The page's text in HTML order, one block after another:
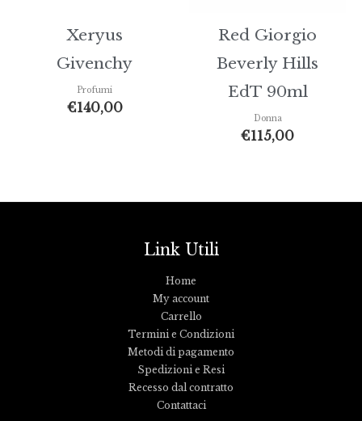
Xeryus
Givenchy
Profumi
€140,00
Red Giorgio
Beverly Hills
EdT 90ml
Donna
€115,00
Link Utili
Home
My account
Carrello
Termini e Condizioni
Metodi di pagamento
Spedizioni e Resi
Recesso dal contratto
Contattaci